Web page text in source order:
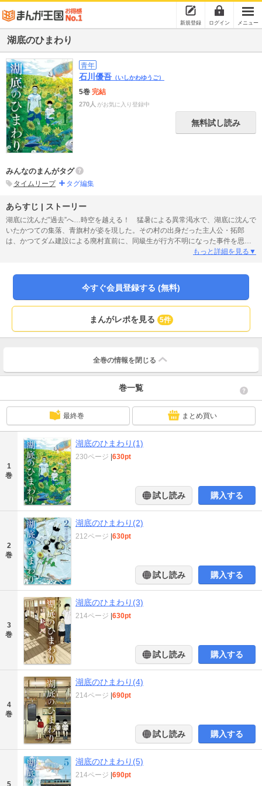
新規登録 ログイン メニュー
湖底のひまわり
青年
石川優吾 （いしかわゆうご）
5巻 完結
270人 がお気に入り登録中
無料試し読み
みんなのまんがタグ
タイムリープ タグ編集
あらすじ | ストーリー
湖底に沈んだ”過去”へ…時空を越える！ 猛暑による異常渇水で、湖底に沈んで
いたかつての集落、青旗村が姿を現した。その村の出身だった主人公・拓郎
は、かつてダム建設による廃村直前に、同級生が行方不明になった事件を思い
出し、湖へ向かう。湖に到着した拓郎は懐かしさから干上がった湖へと降りて
５年だった！！大人の心を持ったまま、１９９５年当時の子供として過ごすこ
とになっ拓郎は、行方不明になった友達の運命を変えることができるの
か…！？過去と現在が交錯する、ノスタルジック・ファンタジー開幕！！
もっと詳細を見る▼
今すぐ会員登録する (無料)
まんがレポを見る 5件
全巻の情報を 閉じる
巻一覧
最終巻 まとめ買い
1
巻
湖底のひまわり(1)
230ページ 630pt
試し読み 購入する
2
巻
湖底のひまわり(2)
212ページ 630pt
試し読み 購入する
3
巻
湖底のひまわり(3)
214ページ 630pt
試し読み 購入する
4
巻
湖底のひまわり(4)
214ページ 690pt
試し読み 購入する
湖底のひまわり(5)
214ページ 690pt